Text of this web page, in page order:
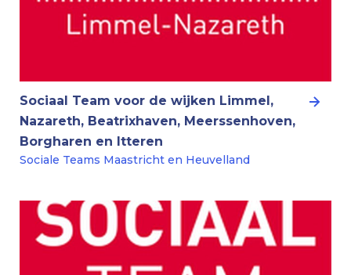
Sociaal Team voor de wijken Limmel,
Nazareth, Beatrixhaven, Meerssenhoven,
Borgharen en Itteren
Sociale Teams Maastricht en Heuvelland